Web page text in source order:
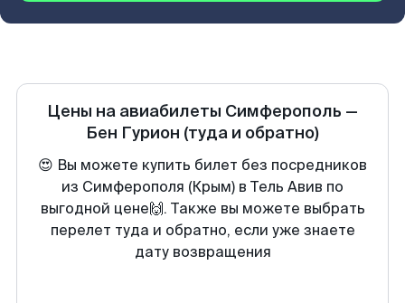
Цены на авиабилеты Симферополь —
Бен Гурион (туда и обратно)
😍 Вы можете купить билет без посредников
из Симферополя (Крым) в Тель Авив по
выгодной цене🙌. Также вы можете выбрать
перелет туда и обратно, если уже знаете
дату возвращения